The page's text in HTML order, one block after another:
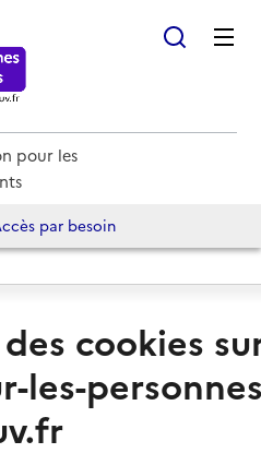
pour les
par besoin
l'annuaire
cookies
les-